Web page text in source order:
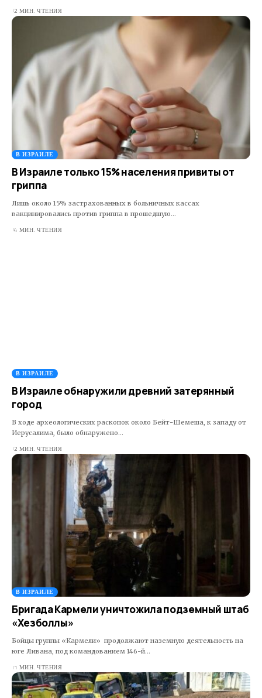
2 МИН. ЧТЕНИЯ
В ИЗРАИЛЕ
В Израиле только 15% населения привиты от
гриппа
Лишь около 15% застрахованных в больничных кассах
вакцинировались против гриппа в прошедшую…
4 МИН. ЧТЕНИЯ
В ИЗРАИЛЕ
В Израиле обнаружили древний затерянный
город
В ходе археологических раскопок около Бейт-Шемеша, к западу от
Иерусалима, было обнаружено…
2 МИН. ЧТЕНИЯ
В ИЗРАИЛЕ
Бригада Кармели уничтожила подземный штаб
«Хезболлы»
Бойцы группы «Кармели» продолжают наземную деятельность на
юге Ливана, под командованием 146-й…
1 МИН. ЧТЕНИЯ